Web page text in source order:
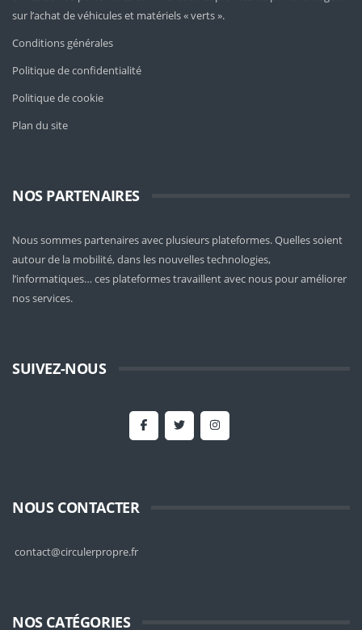
sur l’achat de véhicules et matériels « verts ».
Conditions générales
Politique de confidentialité
Politique de cookie
Plan du site
NOS PARTENAIRES
Nous sommes partenaires avec plusieurs plateformes. Quelles soient
autour de la mobilité, dans les nouvelles technologies,
l’informatiques… ces plateformes travaillent avec nous pour améliorer
nos services.
SUIVEZ-NOUS
NOUS CONTACTER
contact@circulerpropre.fr
NOS CATÉGORIES